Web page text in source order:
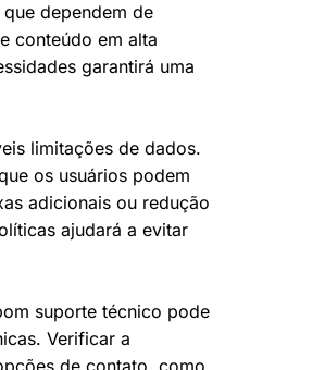
dependem de
conteúdo em alta
garantirá uma
limitações de dados.
os usuários podem
adicionais ou redução
ajudará a evitar
suporte técnico pode
Verificar a
de contato, como